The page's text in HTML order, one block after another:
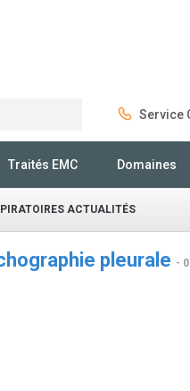
Service
Traités EMC Domaines
ACTUALITÉS
pleurale -